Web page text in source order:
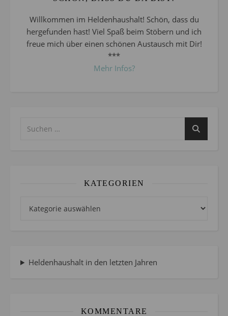
Willkommen im Heldenhaushalt! Schön, dass du
hergefunden hast! Viel Spaß beim Stöbern und ich
freue mich über einen schönen Austausch mit Dir!
***
Mehr Infos?
KATEGORIEN
Heldenhaushalt in den letzten Jahren
KOMMENTARE